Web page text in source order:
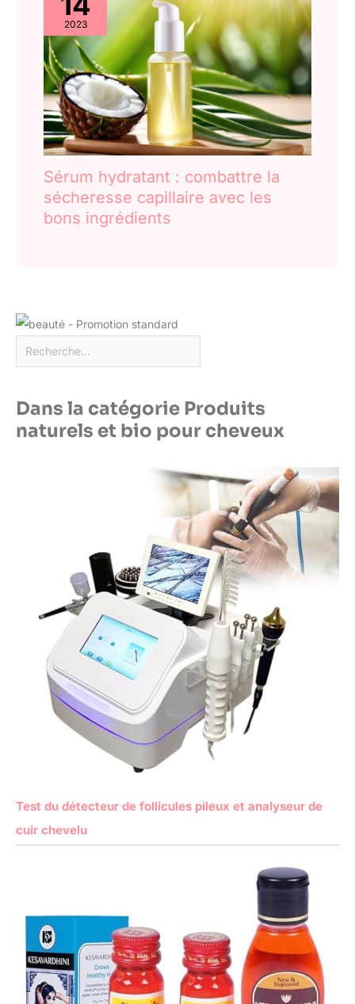
2023
Sérum hydratant : combattre la
sécheresse capillaire avec les
bons ingrédients
Dans la catégorie Produits
naturels et bio pour cheveux
Test du détecteur de follicules pileux et analyseur de
cuir chevelu